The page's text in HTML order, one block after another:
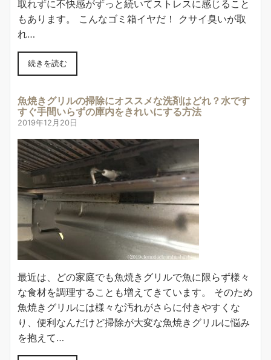
取れずに不快感がずっと続いてストレスに感じること
もあります。 こんなゴミ箱イヤだ！ クサイ臭いが取
れ…
続きを読む
魚焼きグリルの掃除にオススメな洗剤はどれ？水です
すぐ手間いらずの庫内をきれいにする方法
2019年12月20日
最近は、どの家庭でも魚焼きグリルで魚に限らず様々
な食材を調理することも増えてきています。 そのため
魚焼きグリルには様々な汚れがさらに付きやすくな
り、便利なんだけど掃除が大変な魚焼きグリルに悩み
を抱えて…